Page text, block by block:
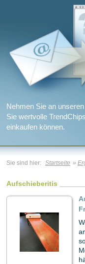
Nehmen Sie an
Sie wertvolle
einkaufen können.
Sie sind hier: Startseite »
Aufschieberitis